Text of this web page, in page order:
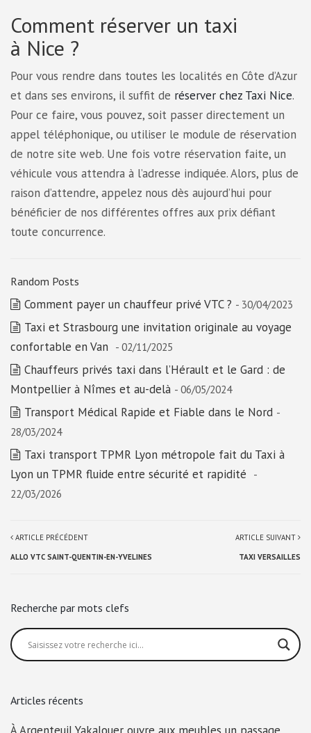
Comment réserver un taxi
à Nice ?
Pour vous rendre dans toutes les localités en Côte d’Azur
et dans ses environs, il suffit de réserver chez Taxi Nice.
Pour ce faire, vous pouvez, soit passer directement un
appel téléphonique, ou utiliser le module de réservation
de notre site web. Une fois votre réservation faite, un
véhicule vous attendra à l’adresse indiquée. Alors, plus de
raison d’attendre, appelez nous dès aujourd’hui pour
bénéficier de nos différentes offres aux prix défiant
toute concurrence.
Random Posts
Comment payer un chauffeur privé VTC ? - 30/04/2023
Taxi et Strasbourg une invitation originale au voyage
confortable en Van - 02/11/2025
Chauffeurs privés taxi dans l’Hérault et le Gard : de
Montpellier à Nîmes et au-delà - 06/05/2024
Transport Médical Rapide et Fiable dans le Nord -
28/03/2024
Taxi transport TPMR Lyon métropole fait du Taxi à
Lyon un TPMR fluide entre sécurité et rapidité -
22/03/2026
ARTICLE PRÉCÉDENT
ALLO VTC SAINT-QUENTIN-EN-YVELINES
ARTICLE SUIVANT
TAXI VERSAILLES
Recherche par mots clefs
Articles récents